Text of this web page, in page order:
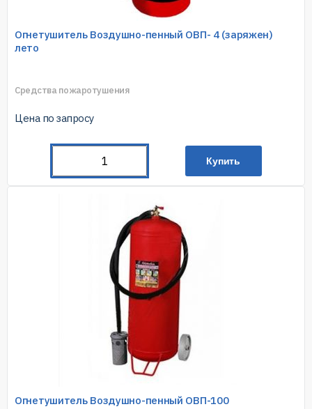
Огнетушитель Воздушно-пенный ОВП- 4 (заряжен)
лето
Средства пожаротушения
Цена по запросу
Купить
Огнетушитель Воздушно-пенный ОВП-100